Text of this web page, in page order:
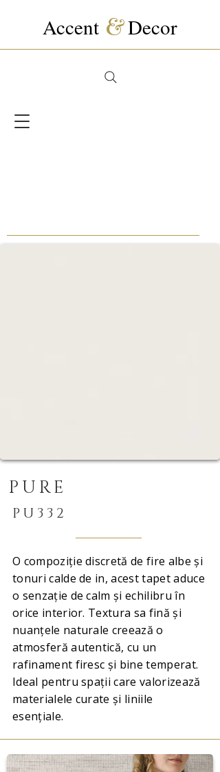
Accent &Decor
PURE
PU332
O compoziție discretă de fire albe și
tonuri calde de in, acest tapet aduce
o senzație de calm și echilibru în
orice interior. Textura sa fină și
nuanțele naturale creează o
atmosferă autentică, cu un
rafinament firesc și bine temperat.
Ideal pentru spații care valorizează
materialele curate și liniile
esențiale.